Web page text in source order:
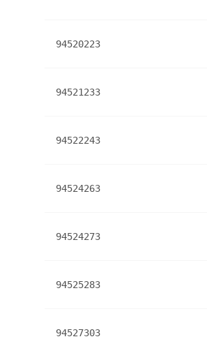
94520223
94521233
94522243
94524263
94524273
94525283
94527303